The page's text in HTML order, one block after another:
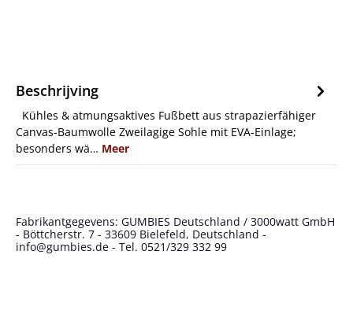
Beschrijving
Kühles & atmungsaktives Fußbett aus strapazierfähiger
Canvas-Baumwolle Zweilagige Sohle mit EVA-Einlage;
besonders wä… Meer
Fabrikantgegevens: GUMBIES Deutschland / 3000watt GmbH
- Böttcherstr. 7 - 33609 Bielefeld, Deutschland -
info@gumbies.de - Tel. 0521/329 332 99